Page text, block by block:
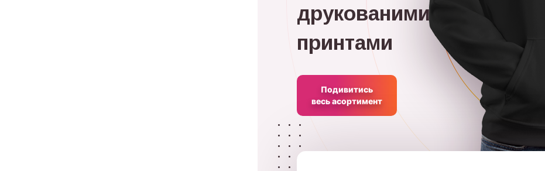
друкованими
принтами
Подивитись
весь асортимент